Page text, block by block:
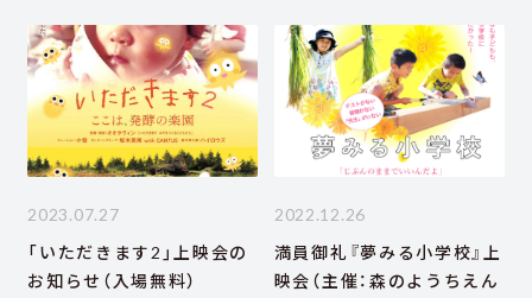
2023.07.27
「いただきます2」上映会の
お知らせ（入場無料）
2022.12.26
満員御礼『夢みる小学校』上
映会（主催：森のようちえん